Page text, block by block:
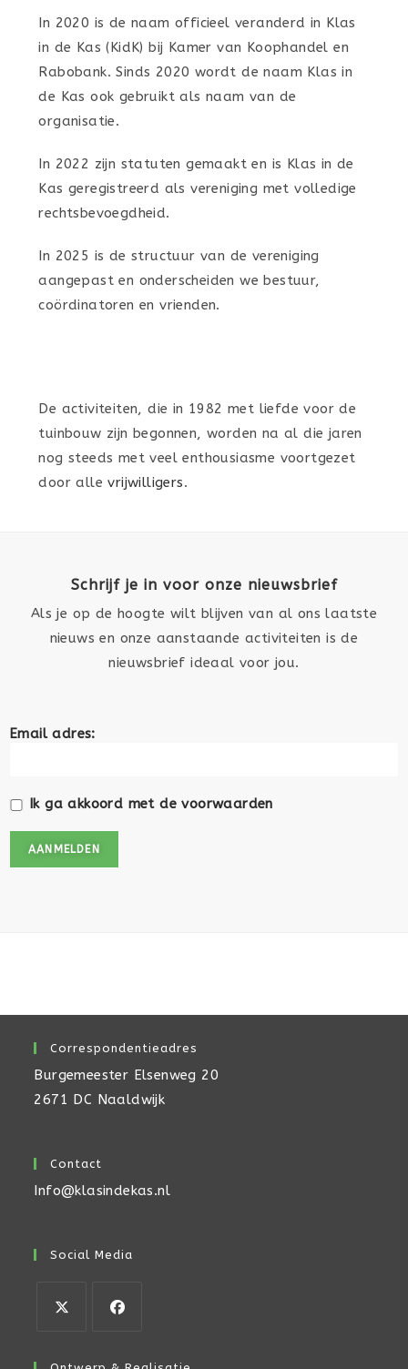
In 2020 is de naam officieel veranderd in Klas
in de Kas (KidK) bij Kamer van Koophandel en
Rabobank. Sinds 2020 wordt de naam Klas in
de Kas ook gebruikt als naam van de
organisatie.
In 2022 zijn statuten gemaakt en is Klas in de
Kas geregistreerd als vereniging met volledige
rechtsbevoegdheid.
In 2025 is de structuur van de vereniging
aangepast en onderscheiden we bestuur,
coördinatoren en vrienden.
De activiteiten, die in 1982 met liefde voor de
tuinbouw zijn begonnen, worden na al die jaren
nog steeds met veel enthousiasme voortgezet
door allevrijwilligers.
Schrijf je in voor onze nieuwsbrief
Als je op de hoogte wilt blijven van al ons laatste
nieuws en onze aanstaande activiteiten is de
nieuwsbrief ideaal voor jou.
Email adres:
Ik ga akkoord met de voorwaarden
Correspondentieadres
Burgemeester Elsenweg 20
2671 DC Naaldwijk
Contact
Info@klasindekas.nl
Social Media